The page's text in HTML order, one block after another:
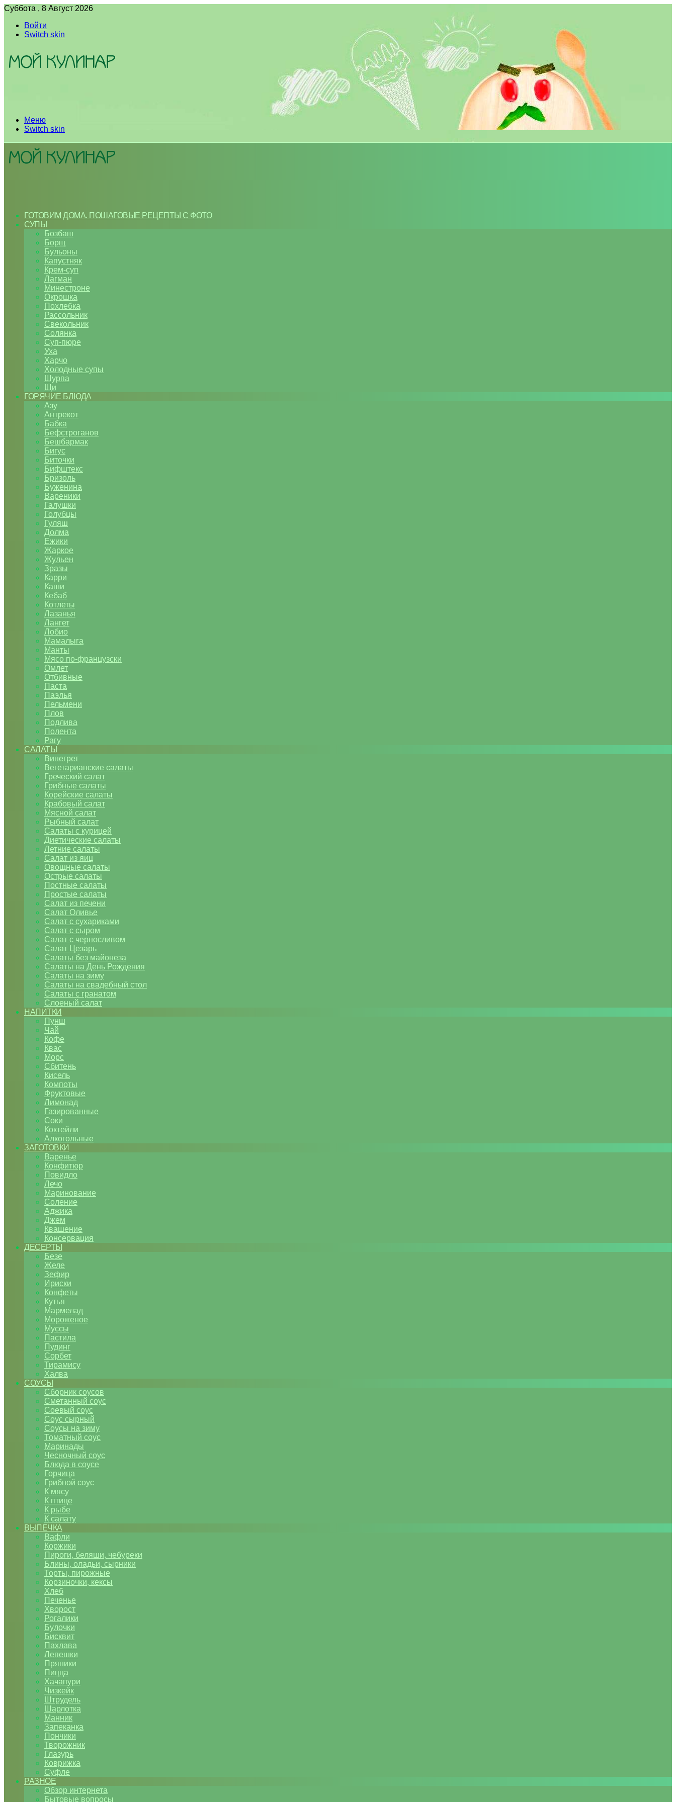
Суббота , 8 Август 2026
Войти
Switch skin
Меню
Switch skin
ГОТОВИМ ДОМА. ПОШАГОВЫЕ РЕЦЕПТЫ С ФОТО
СУПЫ
Бозбаш
Борщ
Бульоны
Капустняк
Крем-суп
Лагман
Минестроне
Окрошка
Похлебка
Рассольник
Свекольник
Солянка
Суп-пюре
Уха
Харчо
Холодные супы
Шурпа
Щи
ГОРЯЧИЕ БЛЮДА
Азу
Антрекот
Бабка
Бефстроганов
Бешбармак
Бигус
Биточки
Бифштекс
Бризоль
Буженина
Вареники
Галушки
Голубцы
Гуляш
Долма
Ежики
Жаркое
Жульен
Зразы
Карри
Каши
Кебаб
Котлеты
Лазанья
Лангет
Лобио
Мамалыга
Манты
Мясо по-французски
Омлет
Отбивные
Паста
Паэлья
Пельмени
Плов
Подлива
Полента
Рагу
САЛАТЫ
Винегрет
Вегетарианские салаты
Греческий салат
Грибные салаты
Корейские салаты
Крабовый салат
Мясной салат
Рыбный салат
Салаты с курицей
Диетические салаты
Летние салаты
Салат из яиц
Овощные салаты
Острые салаты
Постные салаты
Простые салаты
Салат из печени
Салат Оливье
Салат с сухариками
Салат с сыром
Салат с черносливом
Салат Цезарь
Салаты без майонеза
Салаты на День Рождения
Салаты на зиму
Салаты на свадебный стол
Салаты с гранатом
Слоеный салат
НАПИТКИ
Пунш
Чай
Кофе
Квас
Морс
Сбитень
Кисель
Компоты
Фруктовые
Лимонад
Газированные
Соки
Коктейли
Алкогольные
ЗАГОТОВКИ
Варенье
Конфитюр
Повидло
Лечо
Маринование
Соление
Аджика
Джем
Квашение
Консервация
ДЕСЕРТЫ
Безе
Желе
Зефир
Ириски
Конфеты
Кутья
Мармелад
Мороженое
Муссы
Пастила
Пудинг
Сорбет
Тирамису
Халва
СОУСЫ
Сборник соусов
Сметанный соус
Соевый соус
Соус сырный
Соусы на зиму
Томатный соус
Маринады
Чесночный соус
Блюда в соусе
Горчица
Грибной соус
К мясу
К птице
К рыбе
К салату
ВЫПЕЧКА
Вафли
Коржики
Пироги, беляши, чебуреки
Блины, оладьи, сырники
Торты, пирожные
Корзиночки, кексы
Хлеб
Печенье
Хворост
Рогалики
Булочки
Бисквит
Пахлава
Лепешки
Пряники
Пицца
Хачапури
Чизкейк
Штрудель
Шарлотка
Манник
Запеканка
Пончики
Творожник
Глазурь
Коврижка
Суфле
РАЗНОЕ
Обзор интернета
Бытовые вопросы